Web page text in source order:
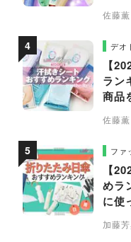
佐藤
デオ
【
ラン
商品
佐藤
ファ
【
めラ
に使
加藤